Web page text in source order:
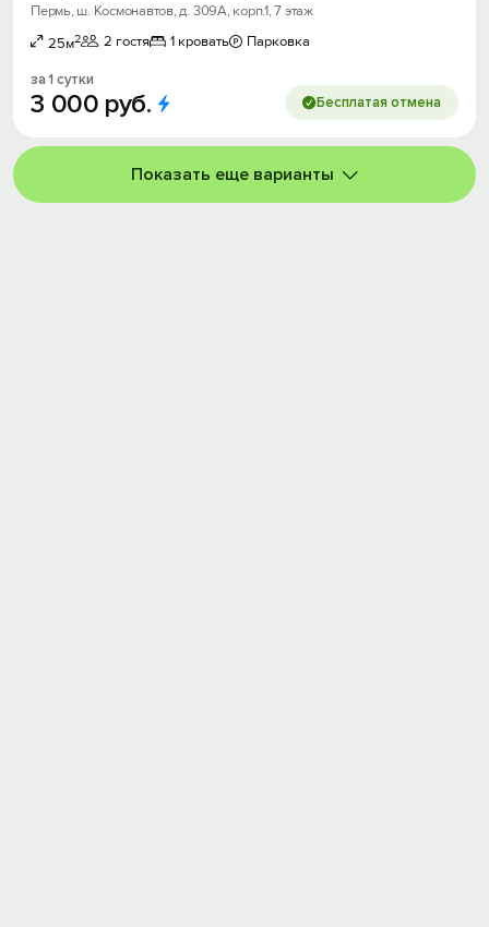
Пермь, ш. Космонавтов, д. 309А, корп.1, 7 этаж
25м2 2 гостя 1 кровать Парковка
за 1 сутки
3 000 руб. Бесплатая отмена
Показать еще варианты